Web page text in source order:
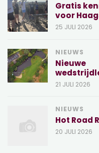
Gratis
voor
25 JULI 2026
NIEUWS
Nieuwe
21 JULI 2026
NIEUWS
Hot Road
20 JULI 2026